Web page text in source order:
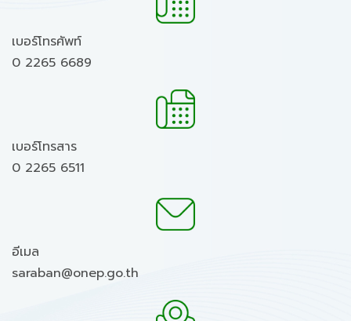
เบอร์โทรศัพท์
0 2265 6689
เบอร์โทรสาร
0 2265 6511
อีเมล
saraban@onep.go.th